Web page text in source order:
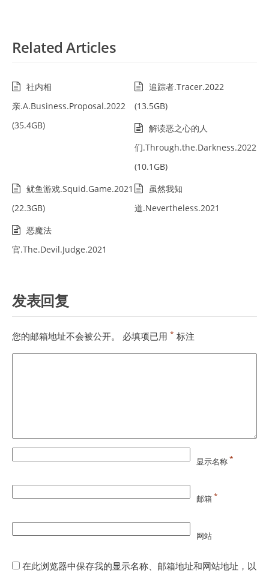
Related Articles
社内相
亲.A.Business.Proposal.2022
(35.4GB)
追踪者.Tracer.2022
(13.5GB)
解读恶之心的人
们.Through.the.Darkness.2022
(10.1GB)
鱿鱼游戏.Squid.Game.2021
(22.3GB)
虽然我知
道.Nevertheless.2021
恶魔法
官.The.Devil.Judge.2021
发表回复
您的邮箱地址不会被公开。 必填项已用 * 标注
显示名称*
邮箱*
网站
在此浏览器中保存我的显示名称、邮箱地址和网站地址，以